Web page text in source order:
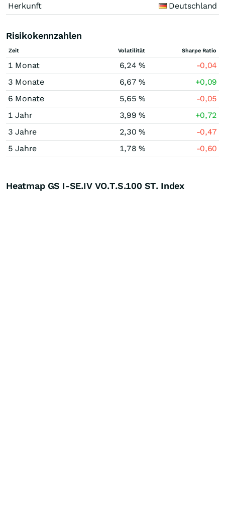
Herkunft Deutschland
Risikokennzahlen
Zeit Volatilität Sharpe Ratio
1 Monat 6,24 %
-0,04
3 Monate
6,67 %
+0,09
6 Monate
5,65 %
-0,05
1 Jahr
3,99 %
+0,72
3 Jahre
2,30 %
-0,47
5 Jahre
1,78 % -0,60
Heatmap GS I-SE.IV VO.T.S.100 ST. Index